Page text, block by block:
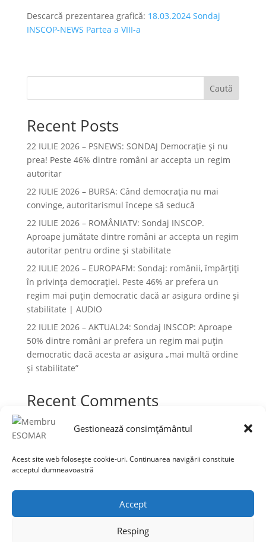
Gestionează consimțământul
Acest site web folosește cookie-uri. Continuarea navigării constituie
acceptul dumneavoastră
Accept
Resping
Descarcă prezentarea grafică: 18.03.2024 Sondaj
INSCOP-NEWS Partea a VIII-a
Caută
Recent Posts
22 IULIE 2026 – PSNEWS: SONDAJ Democrație și nu
prea! Peste 46% dintre români ar accepta un regim
autoritar
22 IULIE 2026 – BURSA: Când democraţia nu mai
convinge, autoritarismul începe să seducă
22 IULIE 2026 – ROMÂNIATV: Sondaj INSCOP.
Aproape jumătate dintre români ar accepta un regim
autoritar pentru ordine și stabilitate
22 IULIE 2026 – EUROPAFM: Sondaj: românii, împărțiți
în privința democrației. Peste 46% ar prefera un
regim mai puțin democratic dacă ar asigura ordine și
stabilitate | AUDIO
22 IULIE 2026 – AKTUAL24: Sondaj INSCOP: Aproape
50% dintre români ar prefera un regim mai puțin
democratic dacă acesta ar asigura „mai multă ordine
și stabilitate”
Recent Comments
Niciun comentariu de arătat.
Prelucrarea datelor cu caracter personal
Politica cookies